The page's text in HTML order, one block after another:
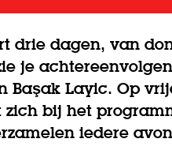
drie dagen, van
je
Başak Layic. Op
bij het
iedere